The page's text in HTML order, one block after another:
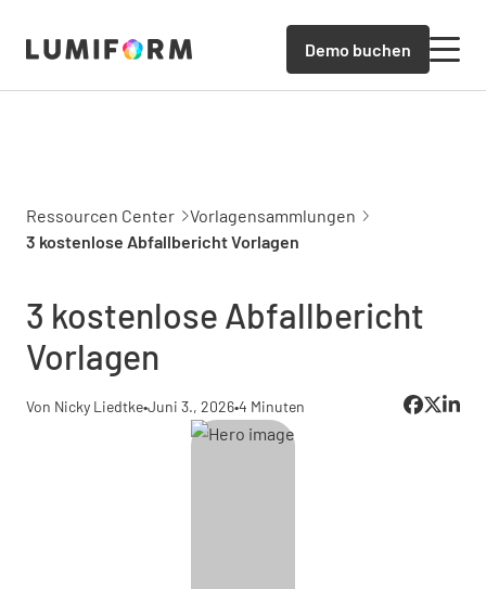
Demo buchen
Ressourcen Center
Vorlagensammlungen
3 kostenlose Abfallbericht Vorlagen
3 kostenlose Abfallbericht
Vorlagen
Von Nicky Liedtke•Juni 3., 2026•4 Minuten